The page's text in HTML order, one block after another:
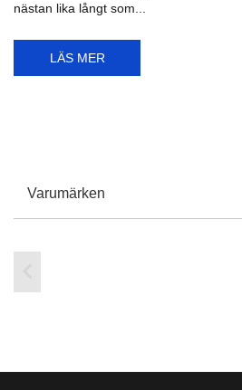
nästan lika långt som...
LÄS MER
Varumärken